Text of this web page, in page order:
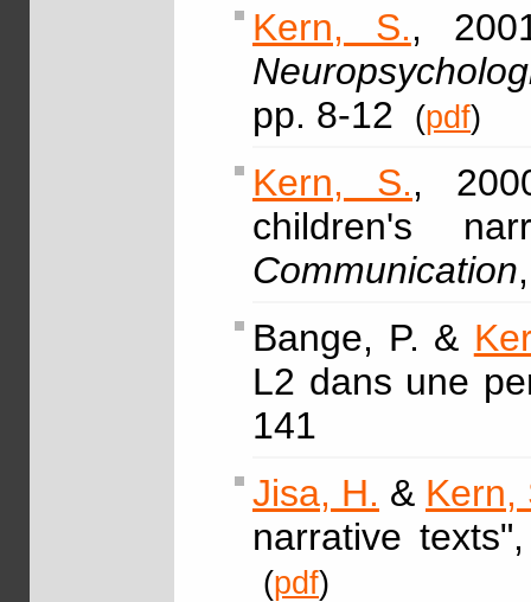
Kern, S.,
pp. 8-12
(pdf)
Kern, S.,
children's
Communication
Bange, P. &
L2 dans une
141
Jisa, H. & Kern,
narrative
(pdf)